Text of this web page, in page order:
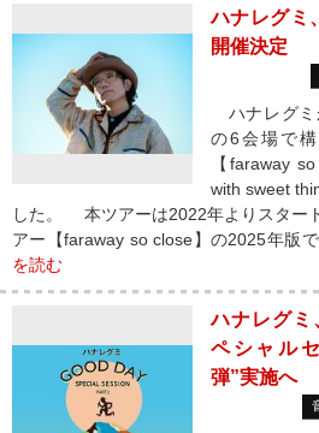
ハナレグミ
開催決定
ハナレグミ
の6会場で
【faraway
with sweet
した。 本ツアーは2022年よりスター
アー【faraway so close】の2025年版
を読む
ハナレグミ
ペシャル
弾”実施へ